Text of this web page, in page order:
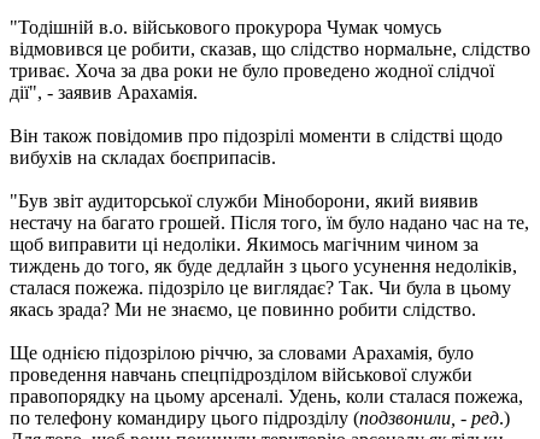
"Тодішній в.о. військового прокурора Чумак чомусь
відмовився це робити, сказав, що слідство нормальне, слідство
триває. Хоча за два роки не було проведено жодної слідчої
дії", - заявив Арахамія.
Він також повідомив про підозрілі моменти в слідстві щодо
вибухів на складах боєприпасів.
"Був звіт аудиторської служби Міноборони, який виявив
нестачу на багато грошей. Після того, їм було надано час на те,
щоб виправити ці недоліки. Якимось магічним чином за
тиждень до того, як буде дедлайн з цього усунення недоліків,
сталася пожежа. підозріло це виглядає? Так. Чи була в цьому
якась зрада? Ми не знаємо, це повинно робити слідство.
Ще однією підозрілою річчю, за словами Арахамія, було
проведення навчань спецпідрозділом військової служби
правопорядку на цьому арсеналі. Удень, коли сталася пожежа,
по телефону командиру цього підрозділу (подзвонили, - ред.)